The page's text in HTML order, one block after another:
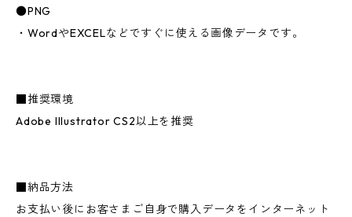
●PNG
・WordやEXCELなどですぐに使える画像データです。
■推奨環境
Adobe Illustrator CS2以上を推奨
■納品方法
お支払い後にお客さまご自身で購入データをインターネット